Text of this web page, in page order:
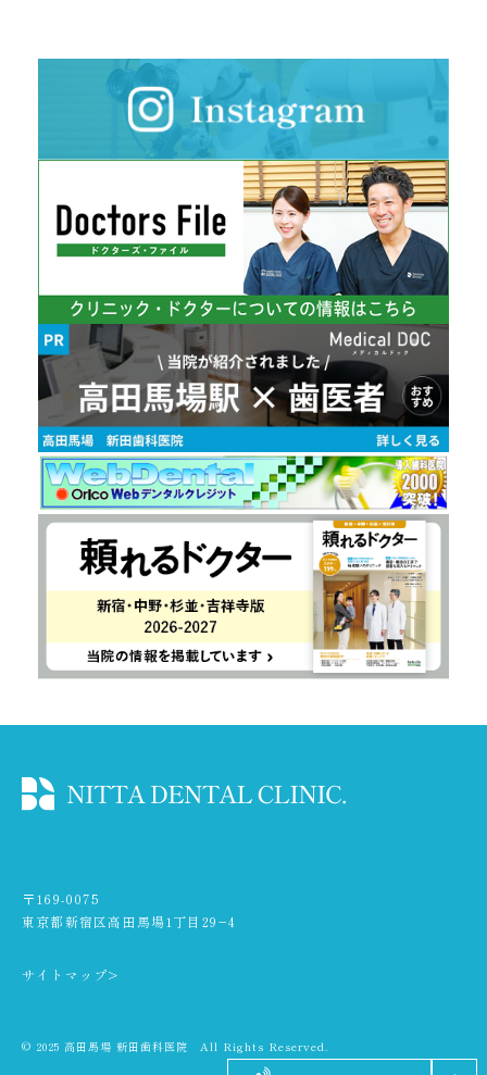
〒169-0075
東京都新宿区高田馬場1丁目29−4
サイトマップ>
© 2025 高田馬場 新田歯科医院 All Rights Reserved.